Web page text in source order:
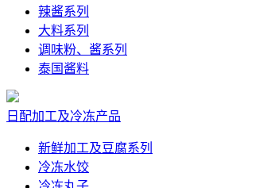
辣酱系列
大料系列
调味粉、酱系列
泰国酱料
日配加工及冷冻产品
新鲜加工及豆腐系列
冷冻水饺